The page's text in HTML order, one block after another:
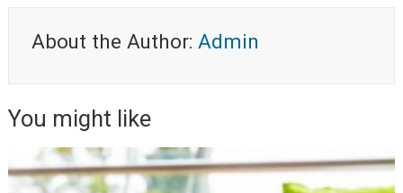
About the Author: Admin
You might like